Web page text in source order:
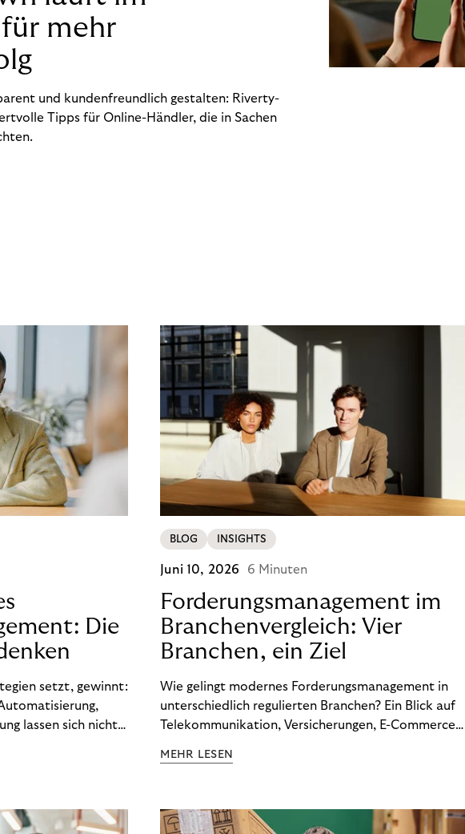
mehr
und kundenfreundlich gestalten: Riverty-
Tipps für Online-Händler, die in Sachen
Die
setzt, gewinnt:
lassen sich nicht
wie Recovery-
BLOG INSIGHTS
Juni 10, 2026 6 Minuten
Forderungsmanagement im
Branchenvergleich: Vier
Branchen, ein Ziel
Wie gelingt modernes Forderungsmanagement in
unterschiedlich regulierten Branchen? Ein Blick auf
Telekommunikation, Versicherungen, E-Commerce
wirksam reduzieren will, braucht keine
MEHR LESEN